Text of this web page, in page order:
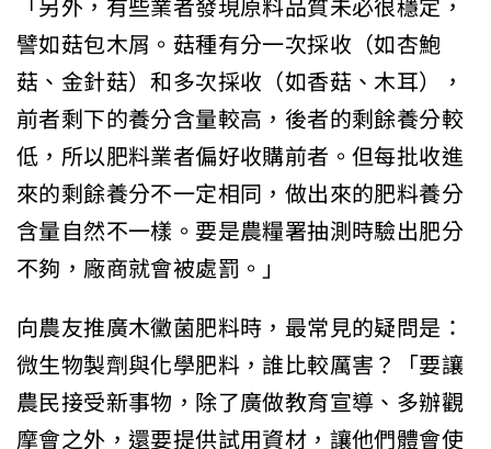
譬如菇包木屑。菇種有分一次採收（如杏鮑
菇、金針菇）和多次採收（如香菇、木耳），
前者剩下的養分含量較高，後者的剩餘養分較
低，所以肥料業者偏好收購前者。但每批收進
來的剩餘養分不一定相同，做出來的肥料養分
含量自然不一樣。要是農糧署抽測時驗出肥分
不夠，廠商就會被處罰。」
向農友推廣木黴菌肥料時，最常見的疑問是：
微生物製劑與化學肥料，誰比較厲害？「要讓
農民接受新事物，除了廣做教育宣導、多辦觀